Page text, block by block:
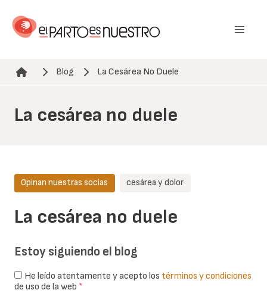
contenido
Ruta de navegación
Blog La Cesárea No Duele
La cesárea no duele
La cesárea no duele
Opinan nuestras socias cesárea y dolor
Estoy siguiendo el blog
He leído atentamente y acepto los términos y condiciones
de uso de la web *